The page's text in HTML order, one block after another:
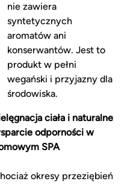
nie zawiera
syntetycznych
aromatów ani
konserwantów. Jest to
produkt w pełni
wegański i przyjazny dla
środowiska.
ciała i naturalne
odporności w
SPA
okresy przeziębień